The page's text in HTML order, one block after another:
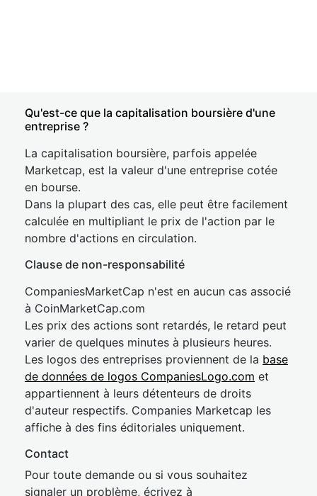
Qu'est-ce que la capitalisation boursière d'une
entreprise ?
La capitalisation boursière, parfois appelée
Marketcap, est la valeur d'une entreprise cotée
en bourse.
Dans la plupart des cas, elle peut être facilement
calculée en multipliant le prix de l'action par le
nombre d'actions en circulation.
Clause de non-responsabilité
CompaniesMarketCap n'est en aucun cas associé
à CoinMarketCap.com
Les prix des actions sont retardés, le retard peut
varier de quelques minutes à plusieurs heures.
Les logos des entreprises proviennent de la base
de données de logos CompaniesLogo.com et
appartiennent à leurs détenteurs de droits
d'auteur respectifs. Companies Marketcap les
affiche à des fins éditoriales uniquement.
Contact
Pour toute demande ou si vous souhaitez
signaler un problème, écrivez à